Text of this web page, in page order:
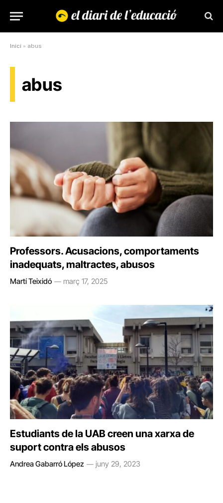
Inici » abus
abus
Professors. Acusacions, comportaments
inadequats, maltractes, abusos
Martí Teixidó març 17, 2025
Estudiants de la UAB creen una xarxa de
suport contra els abusos
Andrea Gabarró López juny 29, 2023